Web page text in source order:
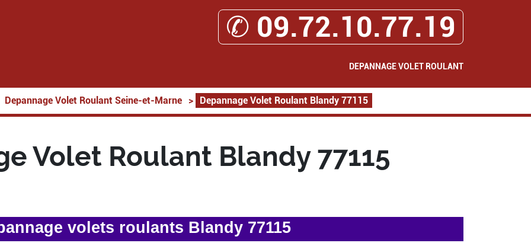
✆ 09.72.10.77.19
DEPANNAGE VOLET ROULANT
Depannage Volet Roulant Seine-et-Marne > Depannage Volet Roulant Blandy 77115
Volet Roulant Blandy 77115
volets roulants Blandy 77115